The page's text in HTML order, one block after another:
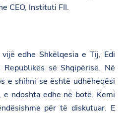
CEO, Instituti FII.
edhe Shkëlqesia e Tij, Edi
Republikës së Shqipërisë. Në
e shihni se është udhëheqësi
e ndoshta edhe në botë. Kemi
për të diskutuar. E